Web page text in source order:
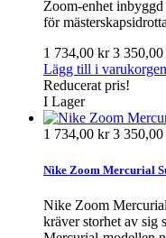
Zoom-enhet
för
1 734,00 kr3
Lägg till i varukorgen
Reducerat pris!
I Lager
1 734,00 kr3
Nike Zoom Mercurial
Nike Zoom
kräver storhet av sig